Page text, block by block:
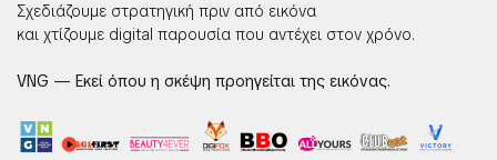
Σχεδιάζουμε στρατηγική πριν από εικόνα
και χτίζουμε digital παρουσία που αντέχει στον χρόνο.
VNG — Εκεί όπου η σκέψη προηγείται της εικόνας.